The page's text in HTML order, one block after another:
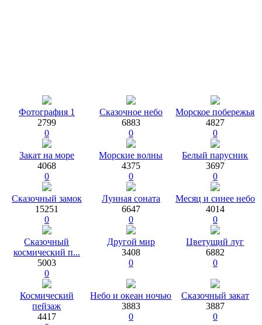
Фотография 1
2799
0
Сказочное небо
6883
0
Морское побережья
4827
0
Закат на море
4068
0
Морские волны
4375
0
Белый парусник
3697
0
Сказочный замок
15251
0
Лунная соната
6647
0
Месяц и синее небо
4014
0
Сказочный
космический п...
5003
0
Другой мир
3408
0
Цветущий луг
6882
0
Космический
пейзаж
4417
Небо и океан ночью
3883
0
Сказочный закат
3887
0